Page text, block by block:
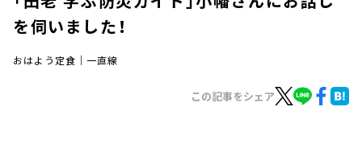
を伺いました！
おはよう定食｜一直線
この記事をシェア